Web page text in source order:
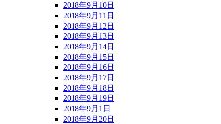
2018年9月10日
2018年9月11日
2018年9月12日
2018年9月13日
2018年9月14日
2018年9月15日
2018年9月16日
2018年9月17日
2018年9月18日
2018年9月19日
2018年9月1日
2018年9月20日